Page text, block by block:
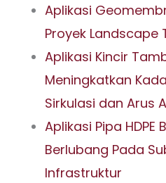
Aplikasi
Proyek Landscape
Aplikasi Kincir
Meningkatkan
Sirkulasi dan Arus
Aplikasi Pipa
Berlubang Pada
Infrastruktur